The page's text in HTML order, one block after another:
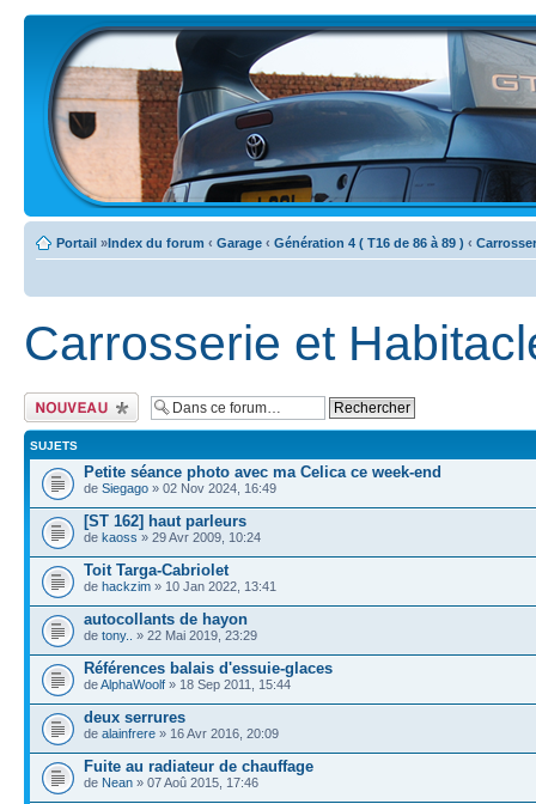
Portail »Index du forum ‹ Garage ‹ Génération 4 ( T16 de 86 à 89 ) ‹
Carrosserie et
Ecrire un nouveau
sujet
SUJETS
Petite séance photo avec ma Celica ce week-end
de Siegago » 02 Nov 2024, 16:49
[ST 162] haut parleurs
de kaoss » 29 Avr 2009, 10:24
Toit Targa-Cabriolet
de hackzim » 10 Jan 2022, 13:41
autocollants de hayon
de tony.. » 22 Mai 2019, 23:29
Références balais d'essuie-glaces
deAlphaWoolf » 18 Sep 2011, 15:44
deux serrures
de alainfrere » 16 Avr 2016, 20:09
Fuite au radiateur de chauffage
de Nean » 07 Aoû 2015, 17:46